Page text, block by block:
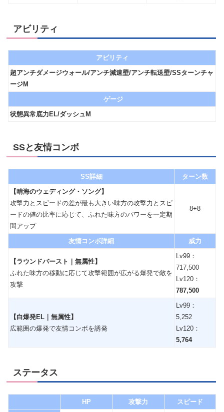
アビリティ
アビリティ
超アンチダメージウォール/アンチ減速壁/アンチ転送壁/SSターンチャ
ージM
ゲージ
状態異常底力EL/ダッシュM
SSと友情コンボ
SS詳細
ターン数
【晴海のウェディング・ソング】
攻撃力とスピードの差が最も大きい味方の攻撃力とスピ
ードの値の比率に応じて、ふれた味方のパワーを一定期
間アップ
8+8
友情コンボ詳細 威力
【ラウンドバースト｜無属性】
ふれた味方の移動に応じて攻撃範囲が広がる爆発で敵を
攻撃
Lv99：
717,500
Lv120：
787,500
【白爆発EL｜無属性】
広範囲の爆発で友情コンボを誘発
Lv99：
5,252
Lv120：
5,764
ステータス
HP 攻撃力
スピード